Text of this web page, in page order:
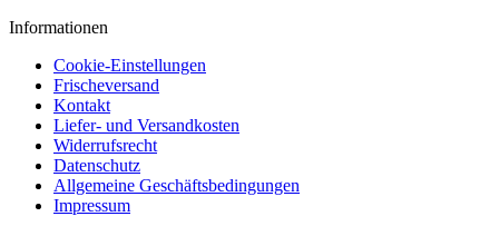
Informationen
Cookie-Einstellungen
Frischeversand
Kontakt
Liefer- und Versandkosten
Widerrufsrecht
Datenschutz
Allgemeine Geschäftsbedingungen
Impressum